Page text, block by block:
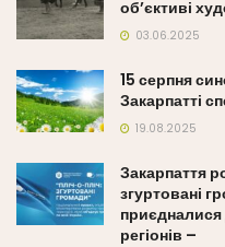
об’єктиві
03.06.2025
15 серпня
Закарпатті
19.08.2025
Закарпаття
згуртовані
регіонів –